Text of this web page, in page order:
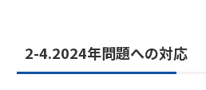
2-4.2024年問題への対応